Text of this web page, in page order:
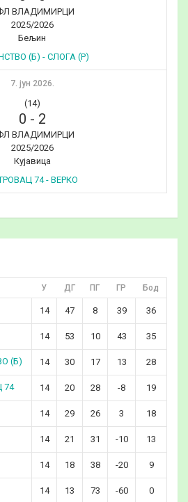
ВЛАДИМИРЦИ
2025/2026
Бељин
(Б) - СЛОГА (Р)
7. јун 2026.
(14)
0 - 2
ВЛАДИМИРЦИ
2025/2026
Кујавица
74 - ВЕРКО
У ДГ ПГ ГР Бод
14 47 8 39 36
14 53 10 43 35
(Б) 14 30 17 13 28
74 14 20 28 -8 19
14 29 26 3 18
14 21 31 -10 13
14 18 38 -20 9
14 13 73 -60 0